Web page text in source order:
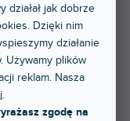
działał jak dobrze
Dzięki nim
działanie
Używamy plików
reklam. Nasza
.
zgodę na
SEZONOWA
standard